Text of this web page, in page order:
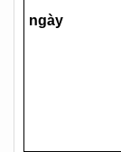
ngày